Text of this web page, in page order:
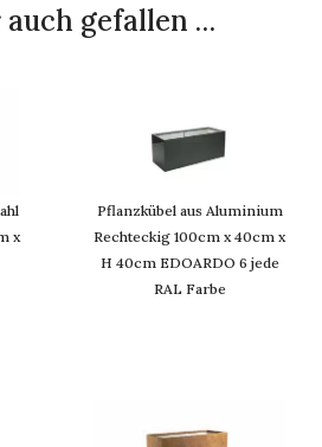
gefallen …
x
Pflanzkübel aus Aluminium
Rechteckig 100cm x 40cm x
H 40cm EDOARDO 6 jede
RAL Farbe